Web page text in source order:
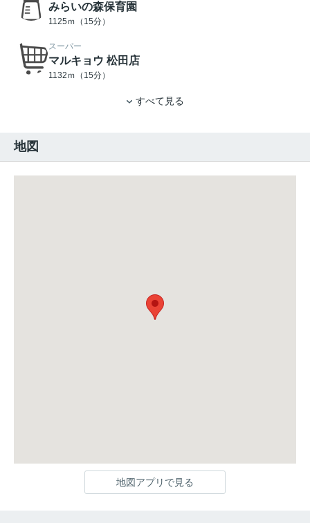
みらいの森保育園
1125ｍ（15分）
スーパー
マルキョウ 松田店
1132ｍ（15分）
すべて見る
地図
地図アプリで見る